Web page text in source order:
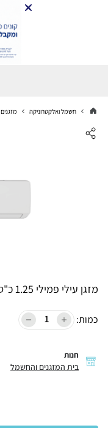
חשמל ואלקטרוניקה מזגנים
מזגן עילי פמילי 1.25 כ"ס דגם Comfort Inv 16
כמות:
חנות
בית המזגנים והחשמל